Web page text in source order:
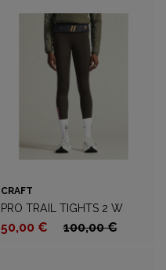
CRAFT
PRO TRAIL TIGHTS 2 W
50,00 € 100,00 €